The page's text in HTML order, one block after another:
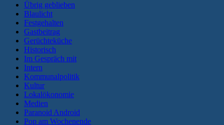
Übrig geblieben
Blaulicht
Festgehalten
Gastbeitrag
Gerüchteküche
Historisch
Im Gespräch mit
Intern
Kommunalpolitik
Kultur
Lokalökonomie
Medien
Paranoid Android
Pop am Wochenende